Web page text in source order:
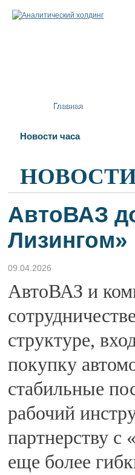
Главная
Новости часа
АвтоВАЗ
Лизингом»
09.04.2026
АвтоВАЗ и
структуре,
покупку
стабильные
рабочий
партнерству
еще более